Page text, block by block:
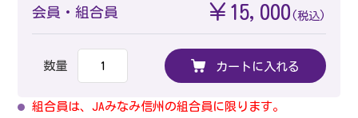
会員・組合員 ￥15,000 (税込)
数量 カートに入れる
組合員は、JAみなみ信州の組合員に限ります。